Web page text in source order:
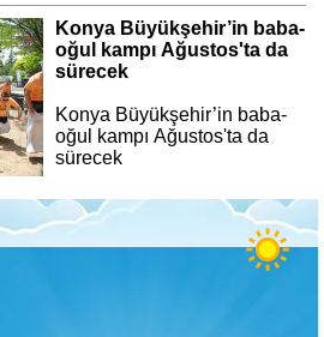
Konya Büyükşehir’in baba-
oğul kampı Ağustos'ta da
sürecek
Konya Büyükşehir’in baba-
oğul kampı Ağustos'ta da
sürecek